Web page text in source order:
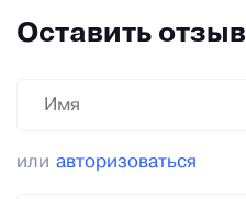
Оставить отзыв
или авторизоваться